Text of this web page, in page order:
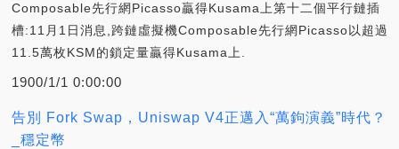
Composable先行網Picasso贏得Kusama上第十二個平行鏈插
槽:11月1日消息,跨鏈虛擬機Composable先行網Picasso以超過
11.5萬枚KSM的鎖定量贏得Kusama上.
1900/1/1 0:00:00
告別 Fork Swap，Uniswap V4正邁入“萬鉤演義”時代？
_穩定幣